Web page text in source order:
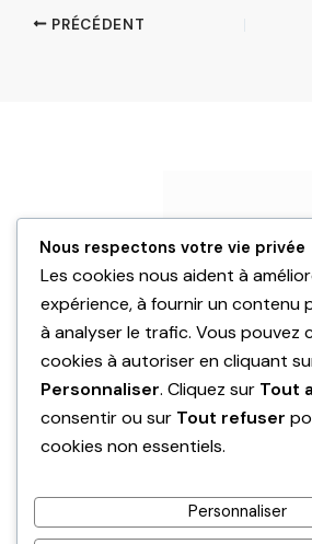
PRÉCÉDENT
Expertises
Rénovation
Réalisations
Nous respectons votre vie privée
Les cookies nous aident à
expérience, à fournir un contenu
à analyser le trafic. Vous pouvez
cookies à autoriser en cliquant
Personnaliser. Cliquez sur Tout
consentir ou sur Tout refuser
cookies non essentiels.
Personnaliser